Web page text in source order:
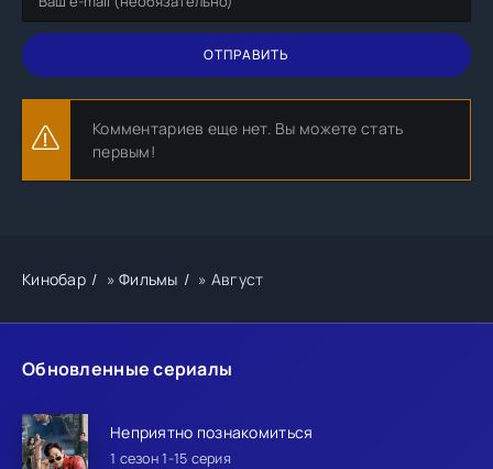
Обновленные сериалы
Неприятно познакомиться
1 сезон 1-15 серия
ОТПРАВИТЬ
Комментариев еще нет. Вы можете стать
первым!
Кинобар »Фильмы » Август